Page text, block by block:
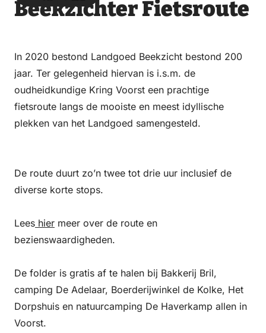
via via op op
Beekzichter Fietsroute
In 2020 bestond Landgoed Beekzicht bestond 200
jaar. Ter gelegenheid hiervan is i.s.m. de
oudheidkundige Kring Voorst een prachtige
fietsroute langs de mooiste en meest idyllische
plekken van het Landgoed samengesteld.
De route duurt zo’n twee tot drie uur inclusief de
diverse korte stops.
Lees hier meer over de route en
bezienswaardigheden.
De folder is gratis af te halen bij Bakkerij Bril,
camping De Adelaar, Boerderijwinkel de Kolke, Het
Dorpshuis en natuurcamping De Haverkamp allen in
Voorst.